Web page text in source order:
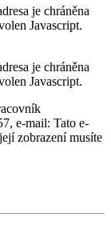
je chráněna
Javascript.
je chráněna
Javascript.
e-mail: Tato e-
zobrazení musíte